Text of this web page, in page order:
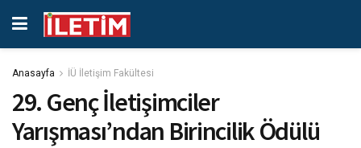
Anasayfa İÜ İletişim Fakültesi
29. Genç İletişimciler
Yarışması’ndan Birincilik Ödülü